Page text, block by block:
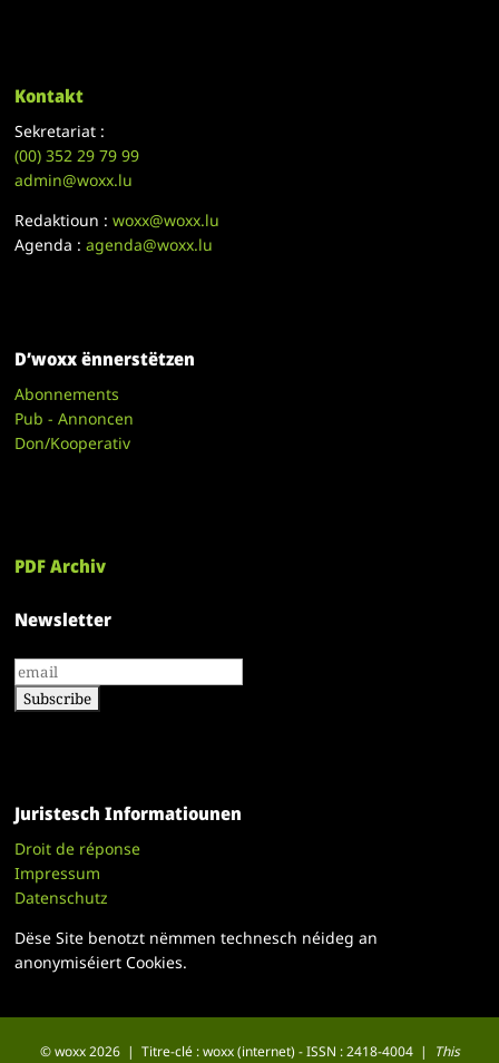
Kontakt
Sekretariat :
(00)352 29 79 99
admin@woxx.lu
Redaktioun :woxx@woxx.lu
Agenda :agenda@woxx.lu
D’woxx ënnerstëtzen
Abonnements
Pub - Annoncen
Don/Kooperativ
PDF Archiv
Newsletter
Juristesch Informatiounen
Droit de réponse
Impressum
Datenschutz
Dëse Site benotzt nëmmen technesch néideg an
anonymiséiert Cookies.
© woxx 2026 | Titre-clé : woxx (internet) - ISSN : 2418-4004 | This